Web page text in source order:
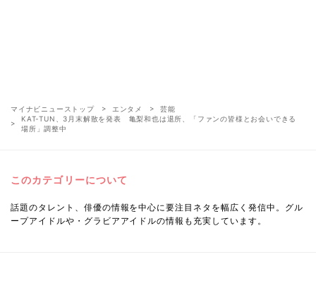
マイナビニューストップ エンタメ
芸能
KAT-TUN、3月末解散を発表 亀梨和也は退所、「ファンの皆様とお会いできる
場所」調整中
このカテゴリーについて
話題のタレント、俳優の情報を中心に要注目ネタを幅広く発信中。グル
ープアイドルや・グラビアアイドルの情報も充実しています。